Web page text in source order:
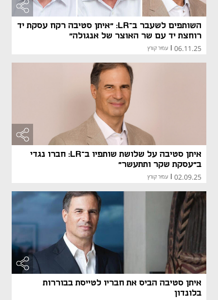
השותפים לשעבר ב־LR: "איתן סטיבה רקח עסקת יד
רוחצת יד עם שר האוצר של אנגולה"
06.11.25 עמיר קורץ
איתן סטיבה על שלושת שותפיו ב־LR: חברו נגדי
ב"עסקת שקר ותתעשר"
02.09.25 עמיר קורץ
איתן סטיבה הביס את חבריו לטייסת בבוררות
בלונדון